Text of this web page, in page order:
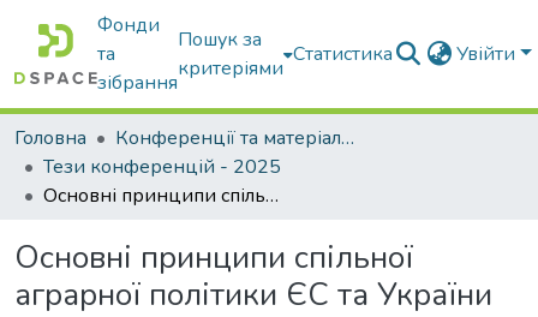
Фонди
та
зібрання
Пошук за
критеріями
Статистика Увійти
Головна
Конференції та матеріали конференцій
Тези конференцій - 2025
Основні принципи спільної аграрної політики ЄС та України
Основні принципи спільної
аграрної політики ЄС та України